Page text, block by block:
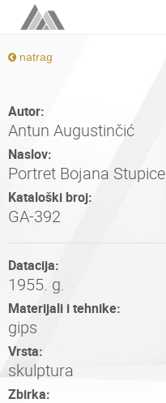
natrag
Autor:
Antun Augustinčić
Naslov:
Portret Bojana Stupice
Kataloški broj:
GA-392
Datacija:
1955. g.
Materijali i tehnike:
gips
Vrsta:
skulptura
Zbirka: